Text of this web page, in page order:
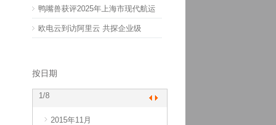
鸭嘴兽获评2025年上海市现代航运
欧电云到访阿里云 共探企业级
按日期
1/8
2015年11月